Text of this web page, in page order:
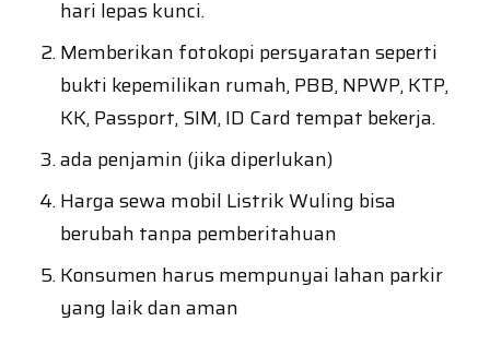
hari lepas kunci.
Memberikan fotokopi persyaratan seperti
bukti kepemilikan rumah, PBB, NPWP, KTP,
KK, Passport, SIM, ID Card tempat bekerja.
ada penjamin (jika diperlukan)
Harga sewa mobil Listrik Wuling bisa
berubah tanpa pemberitahuan
Konsumen harus mempunyai lahan parkir
yang laik dan aman